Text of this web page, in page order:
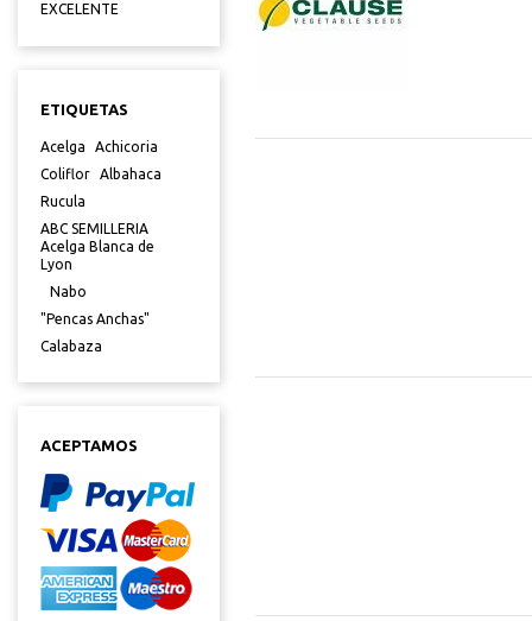
EXCELENTE
ETIQUETAS
Acelga
Achicoria
Coliflor
Albahaca
Rucula
ABC SEMILLERIA
Acelga Blanca de
Lyon
Nabo
"Pencas Anchas"
Calabaza
ACEPTAMOS